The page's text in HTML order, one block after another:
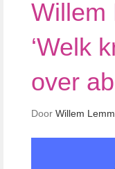
Willem
‘Welk
over
Door Willem